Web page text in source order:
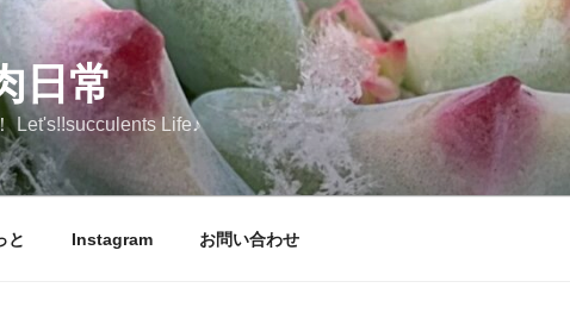
日常
Let's!!succulents Life♪
と Instagram お問い合わせ